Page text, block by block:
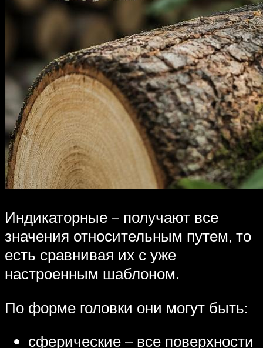
Индикаторные – получают все
значения относительным путем, то
есть сравнивая их с уже
настроенным шаблоном.
По форме головки они могут быть:
сферические – все поверхности